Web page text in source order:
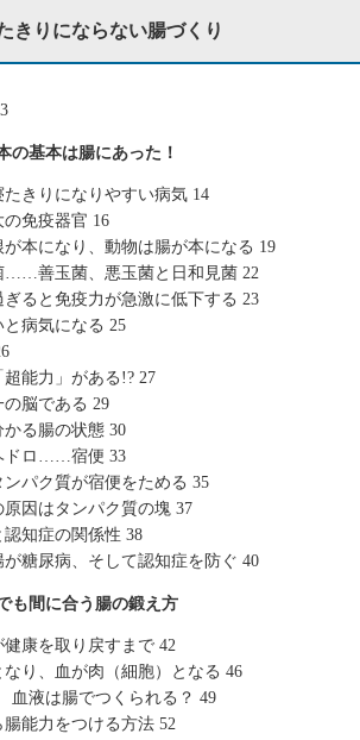
きりにならない腸づくり
基本は腸にあった！
たきりになりやすい病気 14
の免疫器官 16
が本になり、動物は腸が本になる 19
……善玉菌、悪玉菌と日和見菌 22
ぎると免疫力が急激に低下する 23
と病気になる 25
超能力」がある!? 27
の脳である 29
かる腸の状態 30
ドロ……宿便 33
ンパク質が宿便をためる 35
原因はタンパク質の塊 37
認知症の関係性 38
が糖尿病、そして認知症を防ぐ 40
も間に合う腸の鍛え方
健康を取り戻すまで 42
なり、血が肉（細胞）となる 46
液は腸でつくられる？ 49
腸能力をつける方法 52